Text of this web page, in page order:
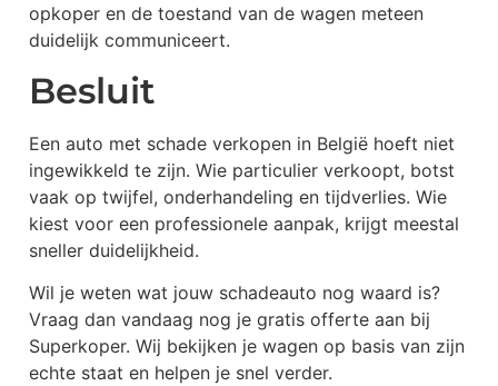
opkoper en de toestand van de wagen meteen
duidelijk communiceert.
Besluit
Een auto met schade verkopen in België hoeft niet
ingewikkeld te zijn. Wie particulier verkoopt, botst
vaak op twijfel, onderhandeling en tijdverlies. Wie
kiest voor een professionele aanpak, krijgt meestal
sneller duidelijkheid.
Wil je weten wat jouw schadeauto nog waard is?
Vraag dan vandaag nog je gratis offerte aan bij
Superkoper. Wij bekijken je wagen op basis van zijn
echte staat en helpen je snel verder.